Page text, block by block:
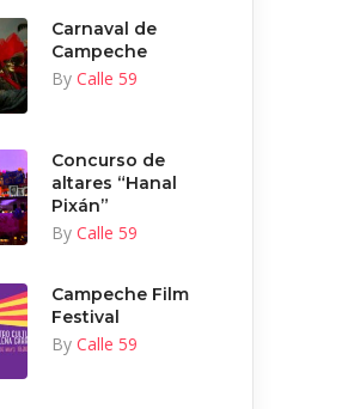
Carnaval de
Campeche
By Calle 59
Concurso de
altares “Hanal
Pixán”
By Calle 59
Campeche Film
Festival
By Calle 59